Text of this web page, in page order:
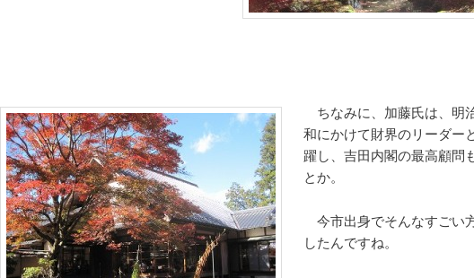
ちなみに、加藤氏は、明
和にかけて財界のリーダー
躍し、吉田内閣の最高顧問
とか。
今市出身でそんなすごい
したんですね。